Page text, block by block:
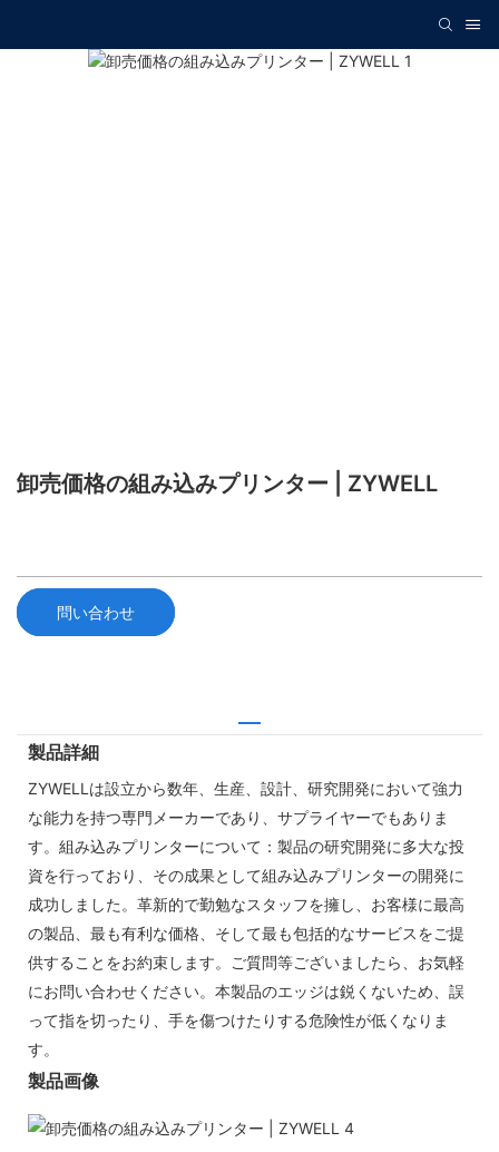
卸売価格の組み込みプリンター | ZYWELL
問い合わせ
製品詳細
ZYWELLは設立から数年、生産、設計、研究開発において強力
な能力を持つ専門メーカーであり、サプライヤーでもありま
す。組み込みプリンターについて：製品の研究開発に多大な投
資を行っており、その成果として組み込みプリンターの開発に
成功しました。革新的で勤勉なスタッフを擁し、お客様に最高
の製品、最も有利な価格、そして最も包括的なサービスをご提
供することをお約束します。ご質問等ございましたら、お気軽
にお問い合わせください。本製品のエッジは鋭くないため、誤
って指を切ったり、手を傷つけたりする危険性が低くなりま
す。
製品画像